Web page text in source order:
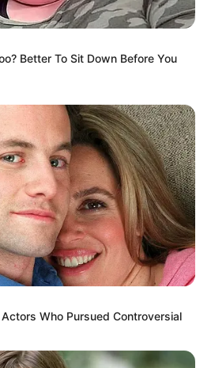
Gagal
Kamu
Konyol
Better To Sit Down Before You
Who Pursued Controversial